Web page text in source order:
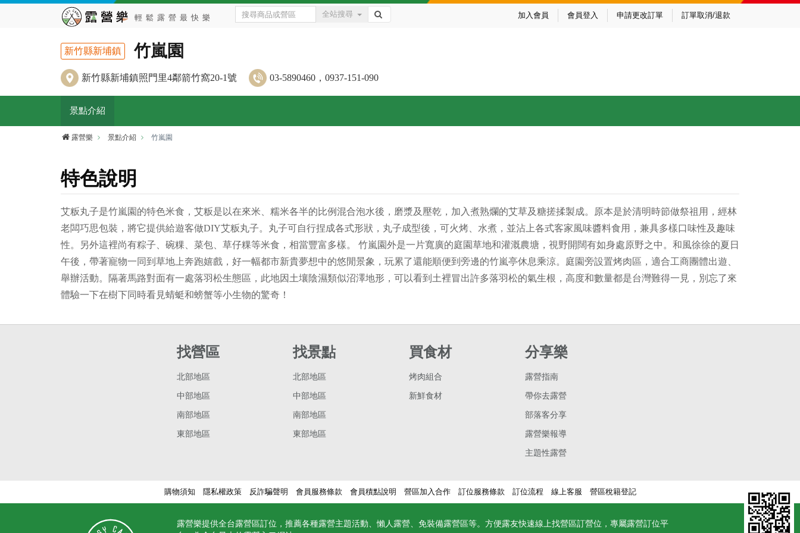
全站搜尋 加入會員 會員登入 申請更改訂單 訂單取消/退款
新竹縣新埔鎮 竹嵐園
新竹縣新埔鎮照門里4鄰箭竹窩20-1號 03-5890460，0937-151-090
景點介紹
露營樂 景點介紹 竹嵐園
特色說明
艾粄丸子是竹嵐園的特色米食，艾粄是以在來米、糯米各半的比例混合泡水後，磨漿及壓乾，加入煮熟爛的艾草及糖搓揉製成。原本是於清明時節做祭祖用，經林
老闆巧思包裝，將它提供給遊客做DIY艾粄丸子。丸子可自行捏成各式形狀，丸子成型後，可火烤、水煮，並沾上各式客家風味醬料食用，兼具多樣口味性及趣味
性。另外這裡尚有粽子、碗粿、菜包、草仔粿等米食，相當豐富多樣。 竹嵐園外是一片寬廣的庭園草地和灌溉農塘，視野開闊有如身處原野之中。和風徐徐的夏日
午後，帶著寵物一同到草地上奔跑嬉戲，好一幅都市新貴夢想中的悠閒景象，玩累了還能順便到旁邊的竹嵐亭休息乘涼。庭園旁設置烤肉區，適合工商團體出遊、
舉辦活動。隔著馬路對面有一處落羽松生態區，此地因土壤陰濕類似沼澤地形，可以看到土裡冒出許多落羽松的氣生根，高度和數量都是台灣難得一見，別忘了來
體驗一下在樹下同時看見蜻蜓和螃蟹等小生物的驚奇！
找營區
北部地區
中部地區
南部地區
東部地區
找景點
北部地區
中部地區
南部地區
東部地區
買食材
烤肉組合
新鮮食材
分享樂
露營指南
帶你去露營
部落客分享
露營樂報導
主題性露營
購物須知 隱私權政策 反詐騙聲明 會員服務條款 會員積點說明 營區加入合作 訂位服務條款 訂位流程 線上客服 營區稅籍登記
露營樂提供全台露營區訂位，推薦各種露營主題活動、懶人露營、免裝備露營區等。方便露友快速線上找營區訂營位，專屬露營訂位平